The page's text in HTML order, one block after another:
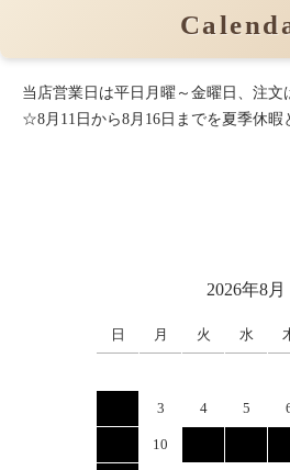
当店営業日は平日月曜～金曜日、
☆8月11日から8月16日までを夏季休
2026年8月
日 月 火 水
3 4 5
10